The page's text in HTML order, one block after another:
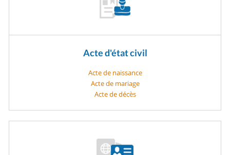
Acte d'état civil
Acte de naissance
Acte de mariage
Acte de décès